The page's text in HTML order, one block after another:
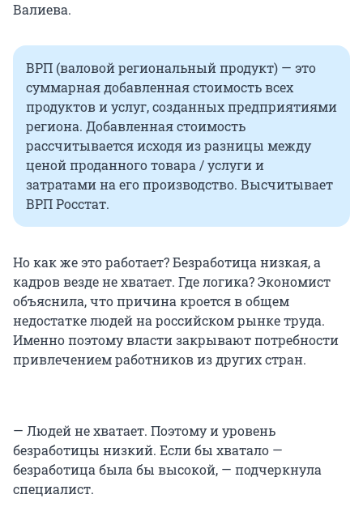
Валиева.
ВРП (валовой региональный продукт) — это
суммарная добавленная стоимость всех
продуктов и услуг, созданных предприятиями
региона. Добавленная стоимость
рассчитывается исходя из разницы между
ценой проданного товара / услуги и
затратами на его производство. Высчитывает
ВРП Росстат.
Но как же это работает? Безработица низкая, а
кадров везде не хватает. Где логика? Экономист
объяснила, что причина кроется в общем
недостатке людей на российском рынке труда.
Именно поэтому власти закрывают потребности
привлечением работников из других стран.
— Людей не хватает. Поэтому и уровень
безработицы низкий. Если бы хватало —
безработица была бы высокой, — подчеркнула
специалист.